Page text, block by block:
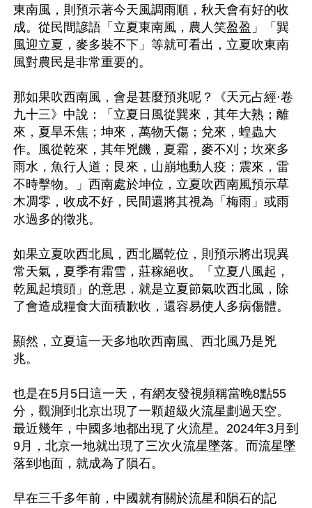
東南風，則預示著今天風調雨順，秋天會有好的收
成。從民間諺語「立夏東南風，農人笑盈盈」「巽
風迎立夏，麥多裝不下」等就可看出，立夏吹東南
風對農民是非常重要的。
那如果吹西南風，會是甚麼預兆呢？《天元占經·卷
九十三》中說：「立夏日風從巽來，其年大熟；離
來，夏旱禾焦；坤來，萬物夭傷；兌來，蝗蟲大
作。風從乾來，其年兇饑，夏霜，麥不刈；坎來多
雨水，魚行人道；艮來，山崩地動人疫；震來，雷
不時擊物。」西南處於坤位，立夏吹西南風預示草
木凋零，收成不好，民間還將其視為「梅雨」或雨
水過多的徵兆。
如果立夏吹西北風，西北屬乾位，則預示將出現異
常天氣，夏季有霜雪，莊稼絕收。「立夏八風起，
乾風起墳頭」的意思，就是立夏節氣吹西北風，除
了會造成糧食大面積歉收，還容易使人多病傷體。
顯然，立夏這一天多地吹西南風、西北風乃是兇
兆。
也是在5月5日這一天，有網友發視頻稱當晚8點55
分，觀測到北京出現了一顆超級火流星劃過天空。
最近幾年，中國多地都出現了火流星。2024年3月到
9月，北京一地就出現了三次火流星墜落。而流星墜
落到地面，就成為了隕石。
早在三千多年前，中國就有關於流星和隕石的記